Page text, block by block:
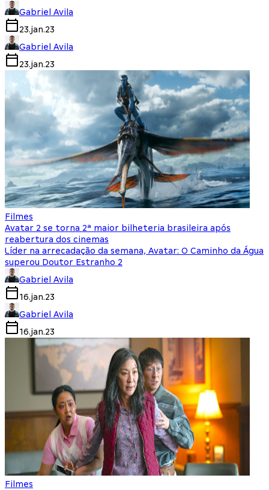
Gabriel Avila
23.jan.23
Gabriel Avila
23.jan.23
Filmes
Avatar 2 se torna 2ª maior bilheteria brasileira após
reabertura dos cinemas
Líder na arrecadação da semana, Avatar: O Caminho da Água
superou Doutor Estranho 2
Gabriel Avila
16.jan.23
Gabriel Avila
16.jan.23
Filmes